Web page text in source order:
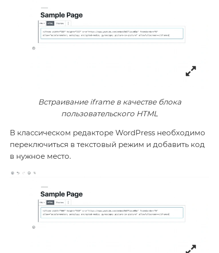
Встраивание iframe в качестве блока
пользовательского HTML
В классическом редакторе WordPress необходимо
переключиться в текстовый режим и добавить код
в нужное место.